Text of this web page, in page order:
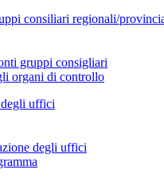
consiliari regionali/
gruppi consigliari
organi di controllo
uffici
degli uffici